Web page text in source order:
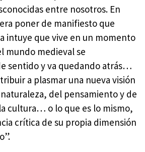
entre nosotros. En
poner de manifiesto que
intuye que vive en un momento
mundo medieval se
sentido y va quedando atrás…
a plasmar una nueva visión
del pensamiento y de
cultura… o lo que es lo mismo,
crítica de su propia dimensión